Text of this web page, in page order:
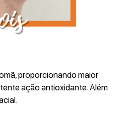
proporcionando maior
ação antioxidante. Além